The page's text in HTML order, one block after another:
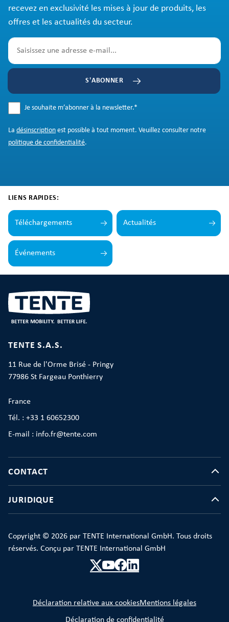
recevez en exclusivité les mises à jour de produits, les
offres et les actualités du secteur.
S'ABONNER
Je souhaite m’abonner à la newsletter.*
La désinscription est possible à tout moment. Veuillez consulter notre
politique de confidentialité.
LIENS RAPIDES:
Téléchargements Actualités
Événements
TENTE S.A.S.
11 Rue de l'Orme Brisé - Pringy
77986 St Fargeau Ponthierry
France
Tél. : +33 1 60652300
E-mail : info.fr@tente.com
CONTACT
JURIDIQUE
Copyright © 2026 par TENTE International GmbH. Tous droits
réservés. Conçu par TENTE International GmbH
Déclaration relative aux cookiesMentions légales
Déclaration de confidentialité